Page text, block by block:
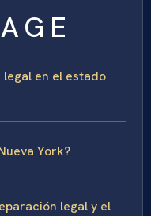
en el estado
York?
legal y el